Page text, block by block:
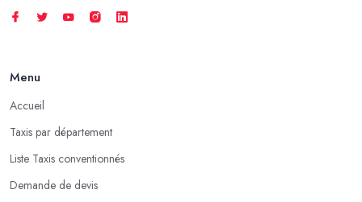
Menu
Accueil
Taxis par département
Liste Taxis conventionnés
Demande de devis